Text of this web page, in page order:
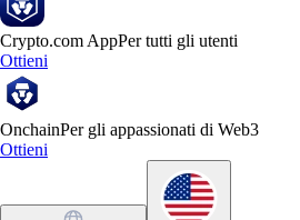
Crypto.com AppPer tutti gli utenti
Ottieni
OnchainPer gli appassionati di Web3
Ottieni